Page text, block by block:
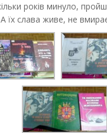
років минуло,
А їх слава живе, не